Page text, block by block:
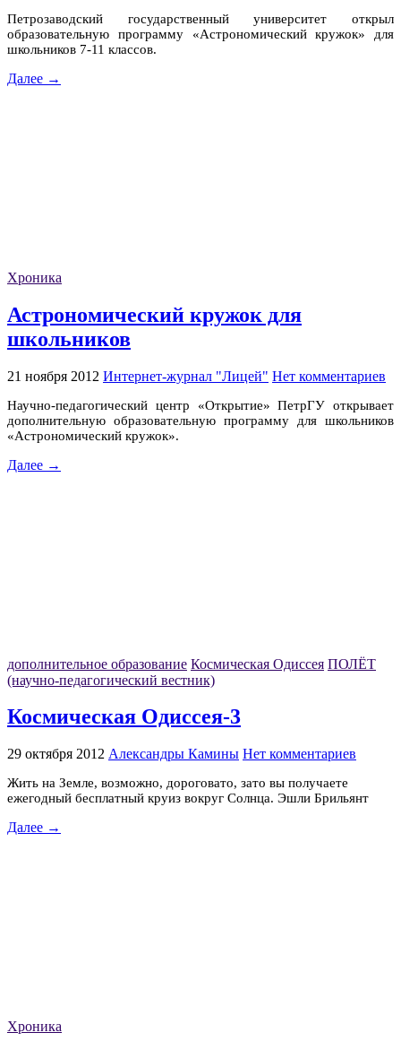
Петрозаводский государственный университет открыл
образовательную программу «Астрономический кружок» для
школьников 7-11 классов.
Далее →
Хроника
Астрономический кружок для
школьников
21 ноября 2012 Интернет-журнал "Лицей" Нет комментариев
Научно-педагогический центр «Открытие» ПетрГУ открывает
дополнительную образовательную программу для школьников
«Астрономический кружок».
Далее →
дополнительное образование Космическая Одиссея ПОЛЁТ
(научно-педагогический вестник)
Космическая Одиссея-3
29 октября 2012 Александры Камины Нет комментариев
Жить на Земле, возможно, дороговато, зато вы получаете
ежегодный бесплатный круиз вокруг Солнца. Эшли Брильянт
Далее →
Хроника